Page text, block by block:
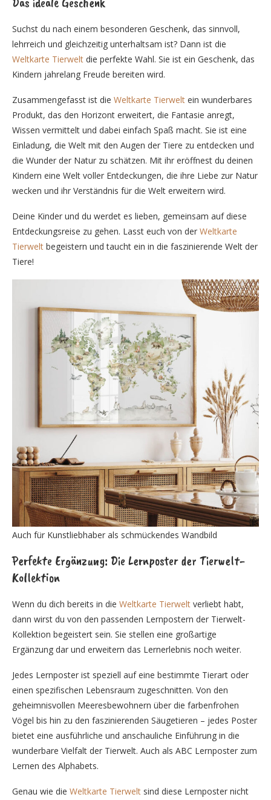
Suchst du nach einem besonderen Geschenk, das sinnvoll,
lehrreich und gleichzeitig unterhaltsam ist? Dann ist die
Weltkarte Tierwelt die perfekte Wahl. Sie ist ein Geschenk, das
Kindern jahrelang Freude bereiten wird.
Zusammengefasst ist die Weltkarte Tierwelt ein wunderbares
Produkt, das den Horizont erweitert, die Fantasie anregt,
Wissen vermittelt und dabei einfach Spaß macht. Sie ist eine
Einladung, die Welt mit den Augen der Tiere zu entdecken und
die Wunder der Natur zu schätzen. Mit ihr eröffnest du deinen
Kindern eine Welt voller Entdeckungen, die ihre Liebe zur Natur
wecken und ihr Verständnis für die Welt erweitern wird.
Deine Kinder und du werdet es lieben, gemeinsam auf diese
Entdeckungsreise zu gehen. Lasst euch von der Weltkarte
Tierwelt begeistern und taucht ein in die faszinierende Welt der
Tiere!
Auch für Kunstliebhaber als schmückendes Wandbild
Perfekte Ergänzung: Die Lernposter der Tierwelt-
Kollektion
Wenn du dich bereits in die Weltkarte Tierwelt verliebt habt,
dann wirst du von den passenden Lernpostern der Tierwelt-
Kollektion begeistert sein. Sie stellen eine großartige
Ergänzung dar und erweitern das Lernerlebnis noch weiter.
Jedes Lernposter ist speziell auf eine bestimmte Tierart oder
einen spezifischen Lebensraum zugeschnitten. Von den
geheimnisvollen Meeresbewohnern über die farbenfrohen
Vögel bis hin zu den faszinierenden Säugetieren – jedes Poster
bietet eine ausführliche und anschauliche Einführung in die
wunderbare Vielfalt der Tierwelt. Auch als ABC Lernposter zum
Lernen des Alphabets.
Genau wie die Weltkarte Tierwelt sind diese Lernposter nicht